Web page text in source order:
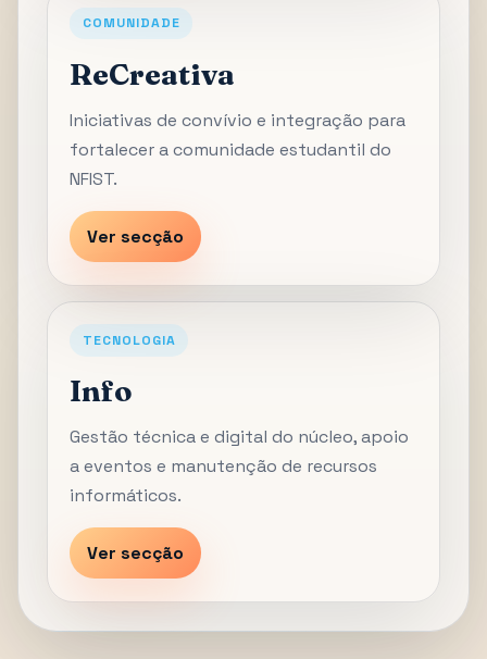
COMUNIDADE
ReCreativa
Iniciativas de convívio e integração para
fortalecer a comunidade estudantil do
NFIST.
Ver secção
TECNOLOGIA
Info
Gestão técnica e digital do núcleo, apoio
a eventos e manutenção de recursos
informáticos.
Ver secção